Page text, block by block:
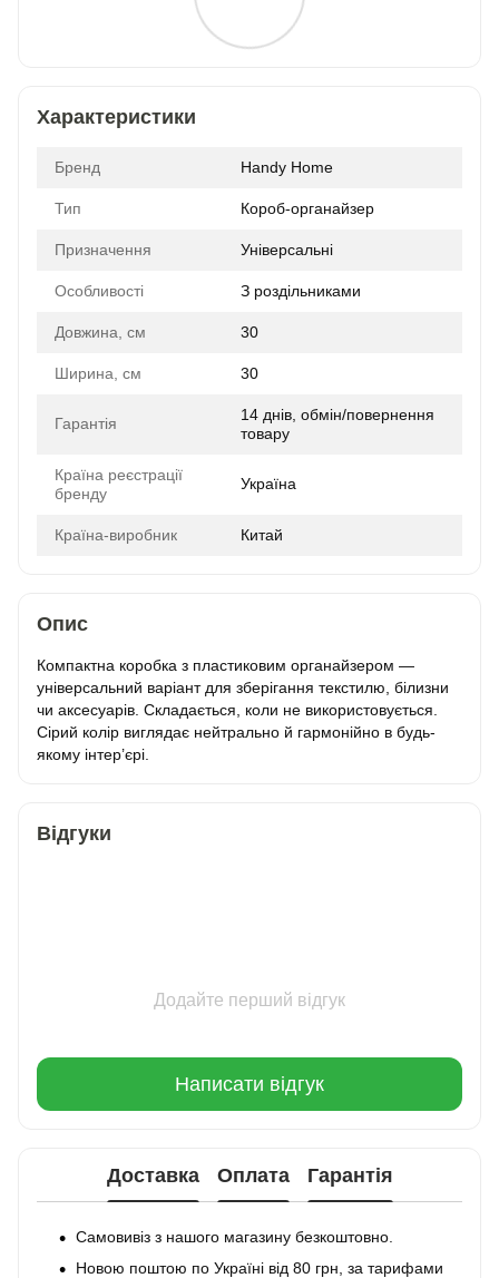
Характеристики
Бренд Handy Home
Тип Короб-органайзер
Призначення Універсальні
Особливості З роздільниками
Довжина, см 30
Ширина, см 30
Гарантія
14 днів, обмін/повернення
товару
Країна реєстрації
бренду
Україна
Країна-виробник Китай
Опис
Компактна коробка з пластиковим органайзером —
універсальний варіант для зберігання текстилю, білизни
чи аксесуарів. Складається, коли не використовується.
Сірий колір виглядає нейтрально й гармонійно в будь-
якому інтер’єрі.
Відгуки
Додайте перший відгук
Написати відгук
Доставка Оплата Гарантія
Самовивіз з нашого магазину безкоштовно.
Новою поштою по Україні від 80 грн, за тарифами